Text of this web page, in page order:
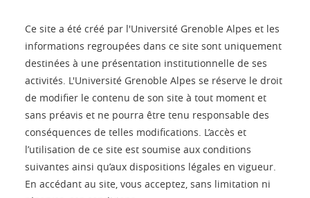
Ce site a été créé par l'Université Grenoble Alpes et les
informations regroupées dans ce site sont uniquement
destinées à une présentation institutionnelle de ses
activités. L'Université Grenoble Alpes se réserve le droit
de modifier le contenu de son site à tout moment et
sans préavis et ne pourra être tenu responsable des
conséquences de telles modifications. L’accès et
l’utilisation de ce site est soumise aux conditions
suivantes ainsi qu’aux dispositions légales en vigueur.
En accédant au site, vous acceptez, sans limitation ni